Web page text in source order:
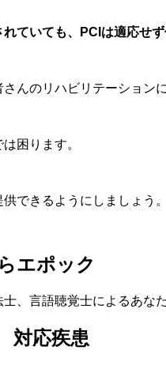
ていても、PCIは適応せ
んのリハビリテーション
困ります。
できるようにしましょう。
エポック
、言語聴覚士によるあな
対応疾患